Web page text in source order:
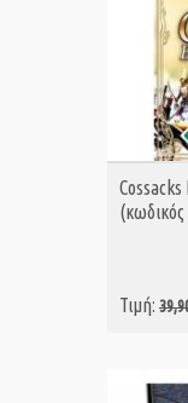
(κωδικός
Τιμή: